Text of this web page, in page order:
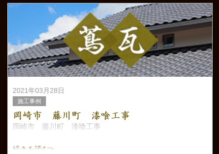
2021年03月28日
施工事例
岡崎市 藤川町 漆喰工事
岡崎市 藤川町 漆喰工事
続きを読む>